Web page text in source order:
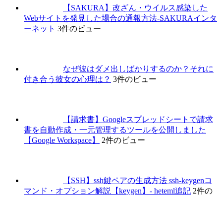
【SAKURA】改ざん・ウイルス感染した
Webサイトを発見した場合の通報方法-SAKURAインタ
ーネット 3件のビュー
なぜ彼はダメ出しばかりするのか？それに
付き合う彼女の心理は？ 3件のビュー
【請求書】Googleスプレッドシートで請求
書を自動作成・一元管理するツールを公開しました
【Google Workspace】
2件のビュー
【SSH】ssh鍵ペアの生成方法 ssh-keygenコ
マンド・オプション解説【keygen】- heteml追記 2件の